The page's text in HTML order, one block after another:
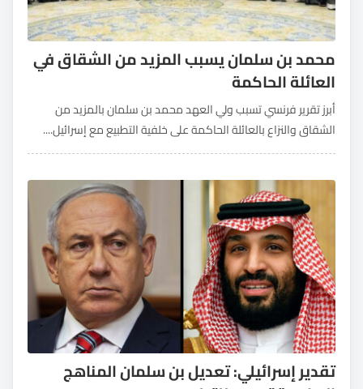
محمد بن سلمان يسبب المزيد من الشقاق في
العائلة الحاكمة
أبرز تقرير فرنسي تسبب ولي العهد محمد بن سلمان بالمزيد من
الشقاق والنزاع بالعائلة الحاكمة على خلفية التطبيع مع إسرائيل....
تقدير إسرائيلي: تعديل بن سلمان المناهج